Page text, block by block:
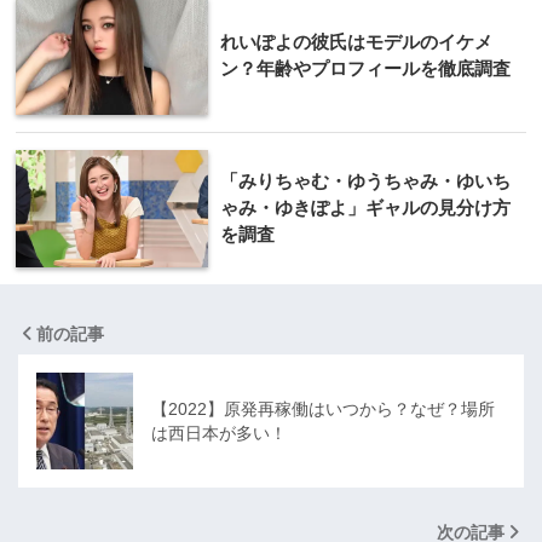
れいぽよの彼氏はモデルのイケメ
ン？年齢やプロフィールを徹底調査
「みりちゃむ・ゆうちゃみ・ゆいち
ゃみ・ゆきぽよ」ギャルの見分け方
を調査
前の記事
【2022】原発再稼働はいつから？なぜ？場所
は西日本が多い！
次の記事